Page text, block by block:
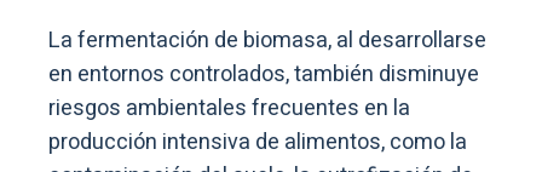
La fermentación de biomasa, al desarrollarse
en entornos controlados, también disminuye
riesgos ambientales frecuentes en la
producción intensiva de alimentos, como la